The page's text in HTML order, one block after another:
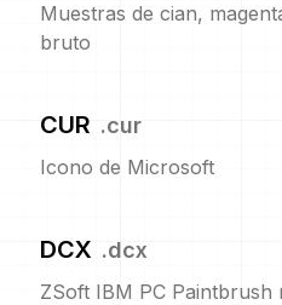
Muestras de cian,
bruto
CUR .cur
Icono de Microsoft
DCX .dcx
ZSoft IBM PC Paintbrush